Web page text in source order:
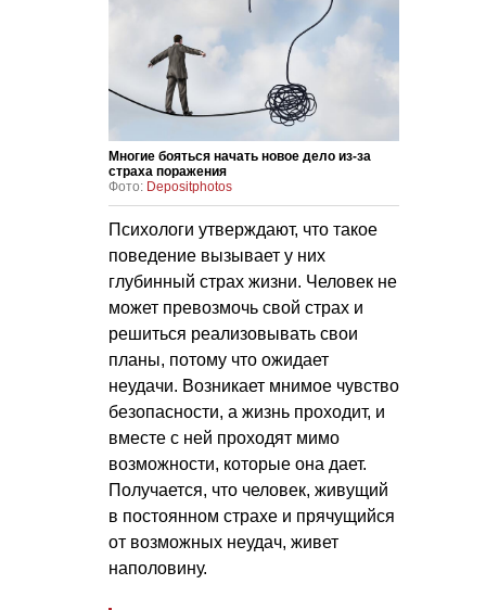
Многие бояться начать новое дело из-за
страха поражения
Фото: Depositphotos
Психологи утверждают, что такое
поведение вызывает у них
глубинный страх жизни. Человек не
может превозмочь свой страх и
решиться реализовывать свои
планы, потому что ожидает
неудачи. Возникает мнимое чувство
безопасности, а жизнь проходит, и
вместе с ней проходят мимо
возможности, которые она дает.
Получается, что человек, живущий
в постоянном страхе и прячущийся
от возможных неудач, живет
наполовину.